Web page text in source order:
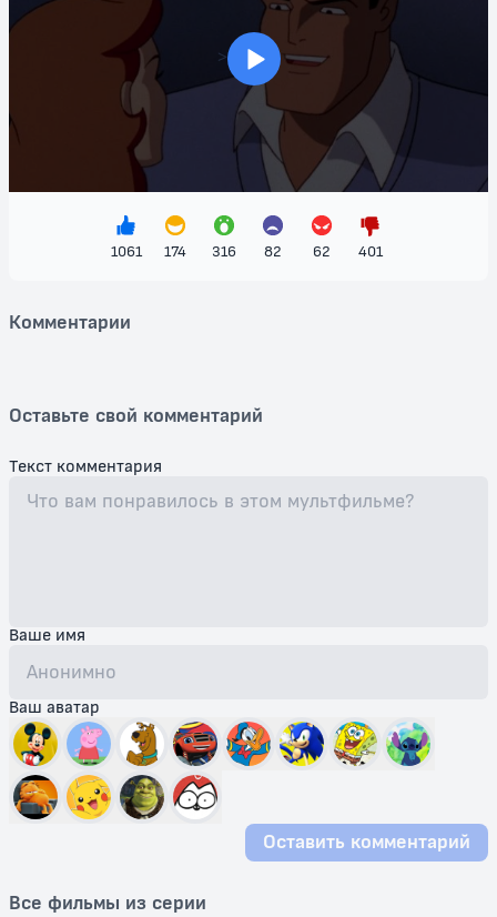
"Бэтмен: Маска Фантазма" — это не просто детский мультфильм,
это увлекательная сказка о борьбе добра со злом, о внутренней
силе и выборе, который принимает каждый из нас. Его уникальная
атмосфера и захватывающий сюжет идеально подходят для
семейного просмотра, делая вечер в компании Бэтмена
незабываемым. Откройте для себя мир волнующих приключений и
участвуйте в борьбе за справедливость вместе с Темным Рыцарем!
Не упустите возможность посмотреть высококачественный
анимационный фильм, который покорил сердца зрителей по
>
1061 174 316 82 62 401
Комментарии
Оставьте свой комментарий
Текст комментария
Ваше имя
Ваш аватар
Оставить комментарий
Все фильмы из серии